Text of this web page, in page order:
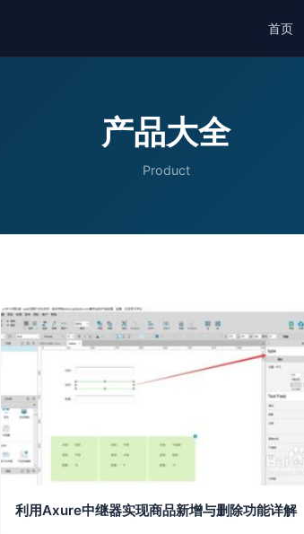
首页
产品大全
Product
利用Axure中继器实现商品新增与删除功能详解